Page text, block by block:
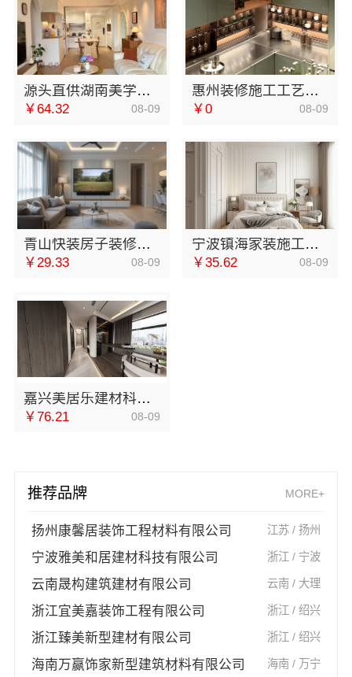
源头直供湖南美学筑家建材别墅装修案例
￥64.32 08-09
惠州装修施工工艺，华居不锈钢标准化品质保障
￥0 08-09
青山快装房子装修两房一厅首选本地快装（湖北）科技有限公司
￥29.33 08-09
宁波镇海家装施工对接渠道宁波雅美和居建材科技有限公司
￥35.62 08-09
嘉兴美居乐建材科技有限公司嘉兴城区靠谱旧房改造哪家靠谱
￥76.21 08-09
推荐品牌 MORE+
扬州康馨居装饰工程材料有限公司 江苏 / 扬州
宁波雅美和居建材科技有限公司 浙江 / 宁波
云南晟构建筑建材有限公司 云南 / 大理
浙江宜美嘉装饰工程有限公司 浙江 / 绍兴
浙江臻美新型建材有限公司 浙江 / 绍兴
海南万赢饰家新型建筑材料有限公司 海南 / 万宁